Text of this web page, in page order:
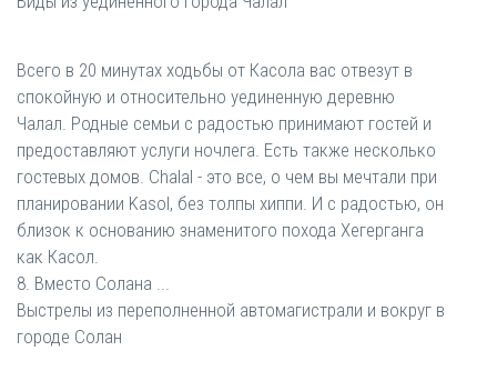
Всего в 20 минутах ходьбы от Касола вас отвезут в
спокойную и относительно уединенную деревню
Чалал. Родные семьи с радостью принимают гостей и
предоставляют услуги ночлега. Есть также несколько
гостевых домов. Chalal - это все, о чем вы мечтали при
планировании Kasol, без толпы хиппи. И с радостью, он
близок к основанию знаменитого похода Хегерганга
как Касол.
8. Вместо Солана ...
Выстрелы из переполненной автомагистрали и вокруг в
городе Солан